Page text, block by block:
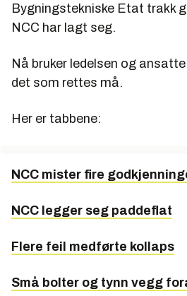
Bygningstekniske Etat trakk
NCC har lagt seg.
Nå bruker ledelsen og
det som rettes må.
Her er tabbene:
NCC mister fire
NCC legger seg paddeflat
Flere feil medførte kollaps
Små bolter og tynn vegg